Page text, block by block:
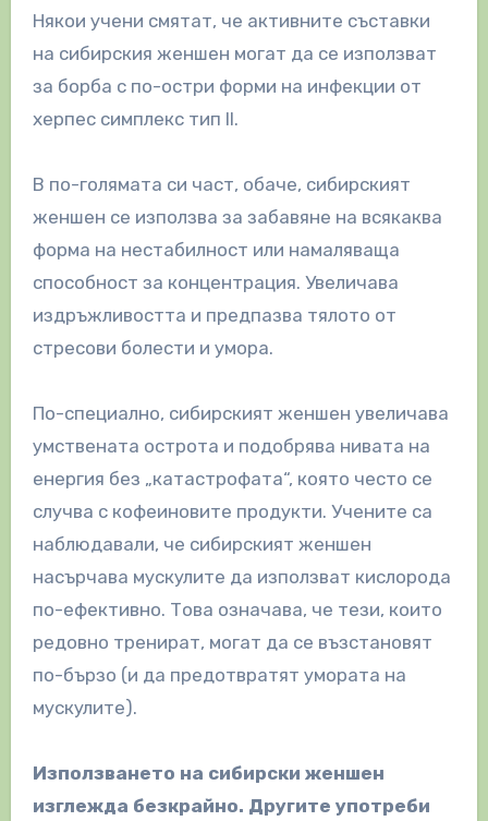
Някои учени смятат, че активните съставки
на сибирския женшен могат да се използват
за борба с по-остри форми на инфекции от
херпес симплекс тип II.
В по-голямата си част, обаче, сибирският
женшен се използва за забавяне на всякаква
форма на нестабилност или намаляваща
способност за концентрация. Увеличава
издръжливостта и предпазва тялото от
стресови болести и умора.
По-специално, сибирският женшен увеличава
умствената острота и подобрява нивата на
енергия без „катастрофата“, която често се
случва с кофеиновите продукти. Учените са
наблюдавали, че сибирският женшен
насърчава мускулите да използват кислорода
по-ефективно. Това означава, че тези, които
редовно тренират, могат да се възстановят
по-бързо (и да предотвратят умората на
мускулите).
Използването на сибирски женшен
изглежда безкрайно. Другите употреби